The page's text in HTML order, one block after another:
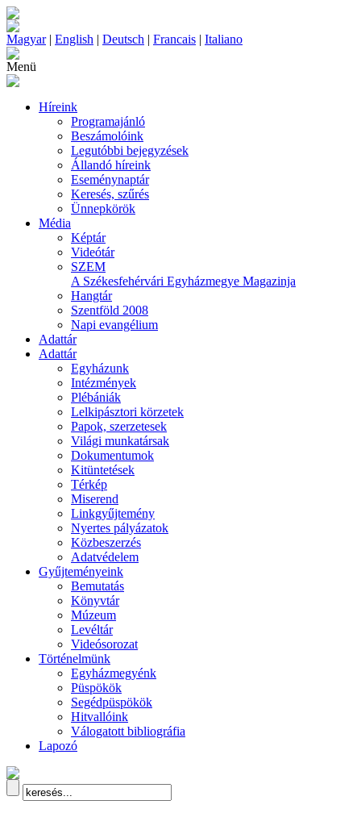
Magyar| English | Deutsch | Francais | Italiano
Menü
Híreink
Programajánló
Beszámolóink
Legutóbbi bejegyzések
Állandó híreink
Eseménynaptár
Keresés, szűrés
Ünnepkörök
Média
Képtár
Videótár
SZEM
A Székesfehérvári Egyházmegye Magazinja
Hangtár
Szentföld 2008
Napi evangélium
Adattár
Adattár
Egyházunk
Intézmények
Plébániák
Lelkipásztori körzetek
Papok, szerzetesek
Világi munkatársak
Dokumentumok
Kitüntetések
Térkép
Miserend
Linkgyűjtemény
Nyertes pályázatok
Közbeszerzés
Adatvédelem
Gyűjteményeink
Bemutatás
Könyvtár
Múzeum
Levéltár
Videósorozat
Történelmünk
Egyházmegyénk
Püspökök
Segédpüspökök
Hitvallóink
Válogatott bibliográfia
Lapozó